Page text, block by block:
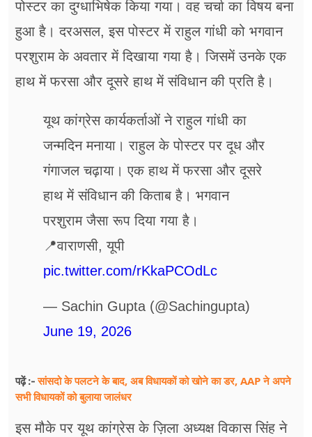
पोस्टर का दुग्धाभिषेक किया गया। वह चर्चा का विषय बना
हुआ है। दरअसल, इस पोस्टर में राहुल गांधी को भगवान
परशुराम के अवतार में दिखाया गया है। जिसमें उनके एक
हाथ में फरसा और दूसरे हाथ में संविधान की प्रति है।
यूथ कांग्रेस कार्यकर्ताओं ने राहुल गांधी का
जन्मदिन मनाया। राहुल के पोस्टर पर दूध और
गंगाजल चढ़ाया। एक हाथ में फरसा और दूसरे
हाथ में संविधान की किताब है। भगवान
परशुराम जैसा रूप दिया गया है।
📍वाराणसी, यूपी
pic.twitter.com/rKkaPCOdLc
— Sachin Gupta (@Sachingupta)
June 19, 2026
पढ़ें :-सांसदो के पलटने के बाद, अब विधायकों को खोने का डर, AAP ने ​अपने
सभी विधायकों को बुलाया जालंधर
इस मौके पर यूथ कांग्रेस के ज़िला अध्यक्ष विकास सिंह ने